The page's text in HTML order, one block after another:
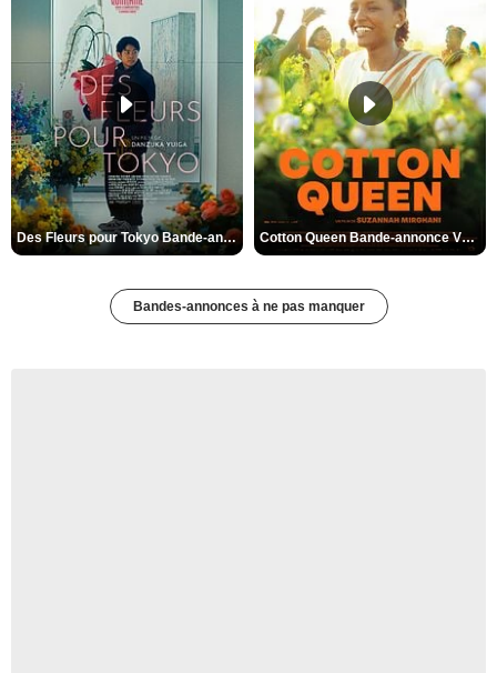
Des Fleurs pour Tokyo Bande-annonce VO STFR Cotton Queen Bande-annonce VO STFR
Bandes-annonces à ne pas manquer